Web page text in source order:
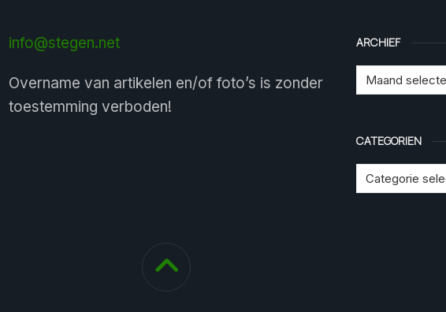
info@stegen.net
Overname van artikelen en/of foto’s is zonder
toestemming verboden!
ARCHIEF
CATEGORIEN